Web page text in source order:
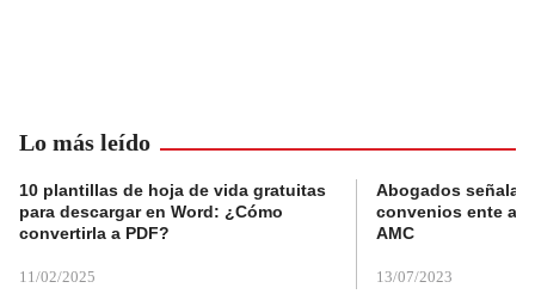
Lo más leído
10 plantillas de hoja de vida gratuitas
para descargar en Word: ¿Cómo
convertirla a PDF?
11/02/2025
Abogados
convenios ente
AMC
13/07/2023